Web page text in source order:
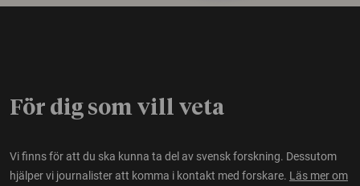
För dig som vill veta
Vi finns för att du ska kunna ta del av svensk forskning. Dessutom
hjälper vi journalister att komma i kontakt med forskare. Läs mer om